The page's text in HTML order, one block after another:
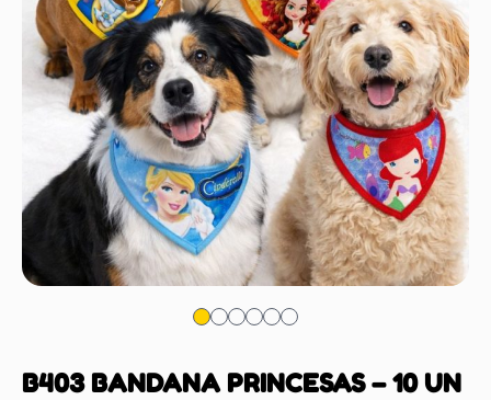
B403 BANDANA PRINCESAS – 10 UN